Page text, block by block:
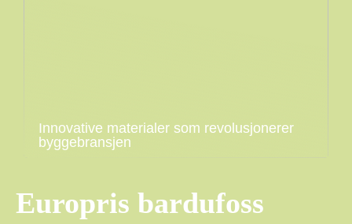
Innovative materialer som revolusjonerer
byggebransjen
Europris bardufoss